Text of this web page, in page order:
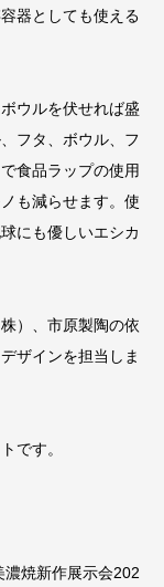
器としても使える
ウルを伏せれば盛
フタ、ボウル、フ
食品ラップの使用
も減らせます。使
にも優しいエシカ
）、市原製陶の依
ザインを担当しま
です。
濃焼新作展示会202